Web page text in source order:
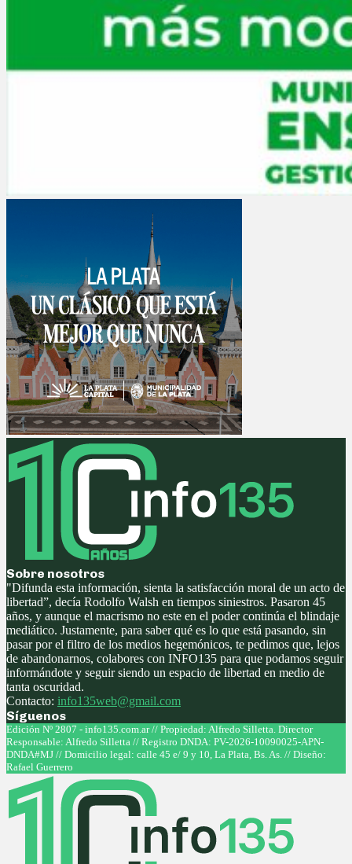
Sobre nosotros
"Difunda esta información, sienta la satisfacción moral de un acto de
libertad”, decía Rodolfo Walsh en tiempos siniestros. Pasaron 45
años, y aunque el macrismo no este en el poder continúa el blindaje
mediático. Justamente, para saber qué es lo que está pasando, sin
pasar por el filtro de los medios hegemónicos, te pedimos que, lejos
de abandonarnos, colabores con INFO135 para que podamos seguir
informándote y seguir siendo un espacio de libertad en medio de
tanta oscuridad.
Contacto: info135web@gmail.com
Síguenos
Facebook
Twitter
Instagram
Youtube
Edición Nº 2807 - info135.com.ar // Propiedad: Alfredo Silletta. Director
Responsable: Alfredo Silletta // Registro DNDA: PV-2026-10090025-APN-
DNDA#MJ // Domicilio legal: calle 45 e/ 9 y 10, La Plata, Bs. As. // Diseño:
Rafael Guerrero